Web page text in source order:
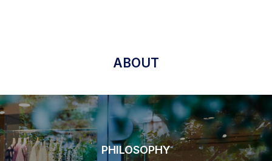
ABOUT
PHILOSOPHY